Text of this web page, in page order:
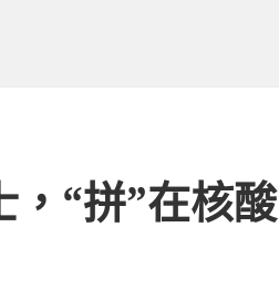
“拼”在核酸